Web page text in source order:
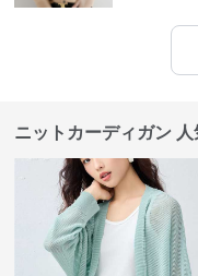
ニットカーディガン